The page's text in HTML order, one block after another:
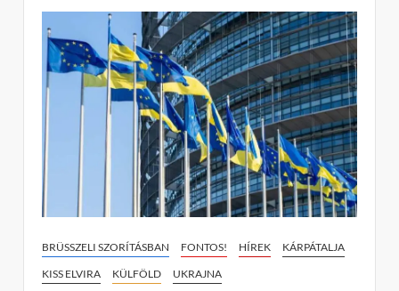
BRÜSSZELI SZORÍTÁSBAN FONTOS! HÍREK
KÁRPÁTALJA
KISS ELVIRA
KÜLFÖLD UKRAJNA